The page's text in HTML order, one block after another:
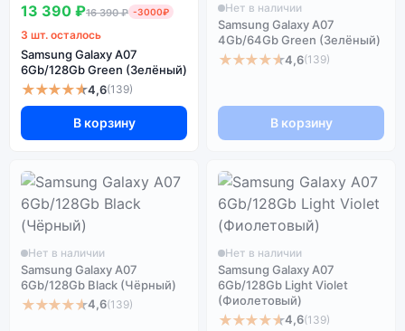
13 390 ₽16 390 ₽ -3000₽
3 шт. осталось
Samsung Galaxy A07
6Gb/128Gb Green (Зелёный)
★★★★★4,6(139)
В корзину
Нет в наличии
Samsung Galaxy A07
4Gb/64Gb Green (Зелёный)
★★★★★4,6(139)
В корзину
Нет в наличии
Samsung Galaxy A07
6Gb/128Gb Black (Чёрный)
★★★★★4,6(139)
Нет в наличии
Samsung Galaxy A07
6Gb/128Gb Light Violet
(Фиолетовый)
★★★★★4,6(139)